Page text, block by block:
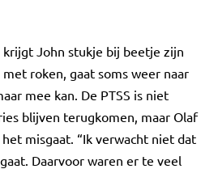
John stukje bij beetje zijn
roken, gaat soms weer naar
mee kan. De PTSS is niet
blijven terugkomen, maar Olaf
misgaat. “Ik verwacht niet dat
Daarvoor waren er te veel